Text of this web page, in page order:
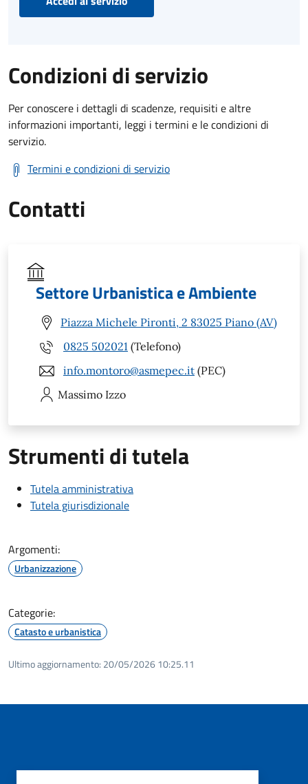
Condizioni di servizio
Per conoscere i dettagli di scadenze, requisiti e altre
informazioni importanti, leggi i termini e le condizioni di
servizio.
Termini e condizioni di servizio
Contatti
Settore Urbanistica e Ambiente
Piazza Michele Pironti, 2 83025 Piano (AV)
0825 502021 (Telefono)
info.montoro@asmepec.it (PEC)
Massimo Izzo
Strumenti di tutela
Tutela amministrativa
Tutela giurisdizionale
Argomenti:
Urbanizzazione
Categorie:
Catasto e urbanistica
Ultimo aggiornamento: 20/05/2026 10:25.11